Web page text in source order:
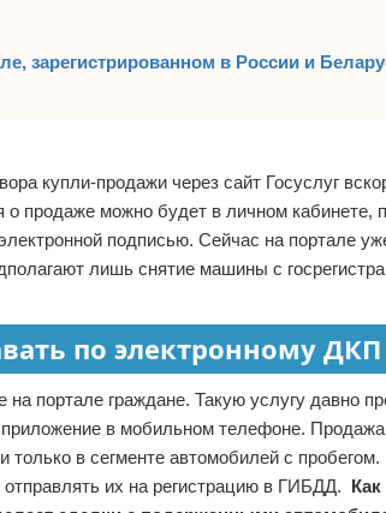
зарегистрированном в России и
купли-продажи через сайт Госуслуг
продаже можно будет в личном кабинете,
подписью. Сейчас на портале
лишь снятие машины с
по электронному ДКП
на портале граждане. Такую услугу давно
в мобильном телефоне.
в сегменте автомобилей с
их на регистрацию в ГИБДД.